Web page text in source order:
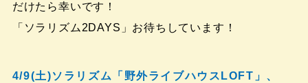
だけたら幸いです！
「ソラリズム2DAYS」お待ちしています！
4/9(土)ソラリズム「野外ライブハウスLOFT」、